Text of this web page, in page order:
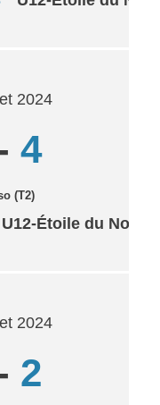
2024
4
(T2)
U12-Étoile du Nord
2024
2